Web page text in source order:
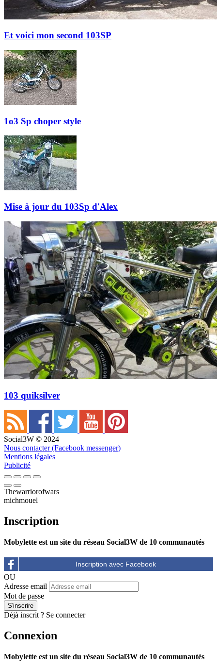
Et voici mon second 103SP
1o3 Sp choper style
Mise à jour du 103Sp d'Alex
103 quiksilver
Social3W © 2024
Nous contacter (Facebook messenger)
Mentions légales
Publicité
Thewarriorofwars
michmouel
Inscription
Mobylette est un site du réseau Social3W de 10 communautés
OU
Adresse email
Mot de passe
Déjà inscrit ? Se connecter
Connexion
Mobylette est un site du réseau Social3W de 10 communautés